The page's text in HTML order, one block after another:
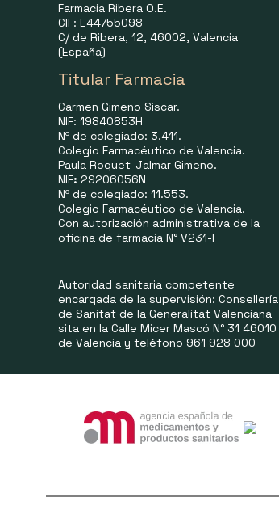
Farmacia Ribera O.E.
CIF: E44755098
C/ de Ribera, 12, 46002, Valencia
(España)
Titular Farmacia
Carmen Gimeno Siscar.
NIF: 19840853H
Nº de colegiado: 3.411.
Colegio Farmacéutico de Valencia.
Paula Roquet-Jalmar Gimeno.
NIF: 29206056N
Nº de colegiado: 11.553.
Colegio Farmacéutico de Valencia.
Con autorización administrativa de la
oficina de farmacia N° V231-F
Autoridad sanitaria competente
encargada de la supervisión: Consellería
de Sanitat de la Generalitat Valenciana
sita en la Calle Micer Mascó N° 31 46010
de Valencia y teléfono 961 928 000